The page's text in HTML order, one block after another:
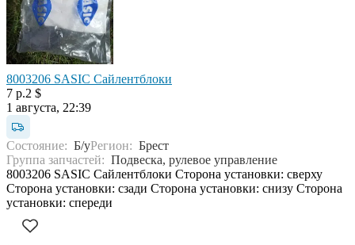
8003206 SASIC Сайлентблоки
7 р.2 $
1 августа, 22:39
Состояние: Б/уРегион: Брест
Группа запчастей: Подвеска, рулевое управление
8003206 SASIC Сайлентблоки Сторона установки: сверху
Сторона установки: сзади Сторона установки: снизу Сторона
установки: спереди